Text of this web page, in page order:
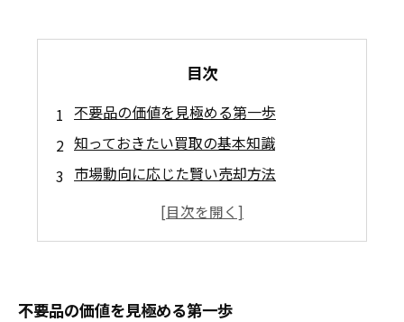
目次
不要品の価値を見極める第一歩
知っておきたい買取の基本知識
市場動向に応じた賢い売却方法
手間なしで行うリサイクル＆買取
不要品の価値を見極める第一歩